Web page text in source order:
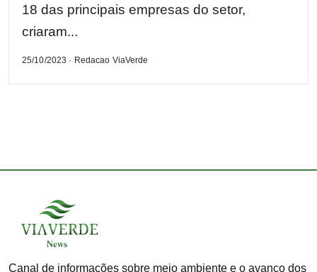
18 das principais empresas do setor,
criaram...
25/10/2023 · Redacao ViaVerde
Canal de informações sobre meio ambiente e o avanço dos